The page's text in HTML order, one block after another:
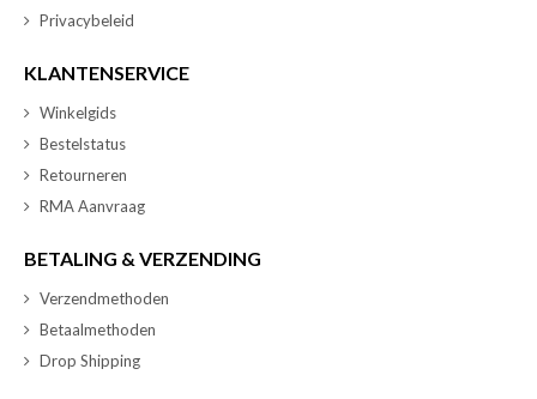
Privacybeleid
KLANTENSERVICE
Winkelgids
Bestelstatus
Retourneren
RMA Aanvraag
BETALING & VERZENDING
Verzendmethoden
Betaalmethoden
Drop Shipping